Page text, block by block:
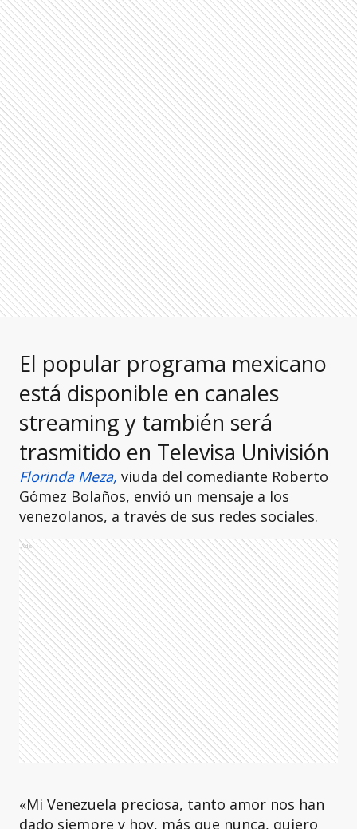
El popular programa mexicano
está disponible en canales
streaming y también será
trasmitido en Televisa Univisión
Florinda Meza, viuda del comediante Roberto
Gómez Bolaños, envió un mensaje a los
venezolanos, a través de sus redes sociales.
Ads
«Mi Venezuela preciosa, tanto amor nos han
dado siempre y hoy, más que nunca, quiero